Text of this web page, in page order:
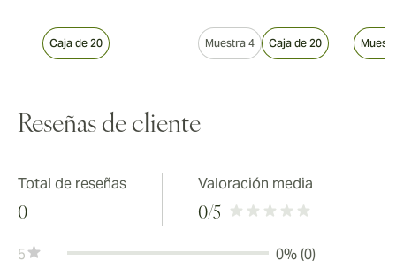
Caja de 20 Muestra 4 Caja de 20
Reseñas de cliente
Total de reseñas
0
Valoración media
0/5
5
0% (0)